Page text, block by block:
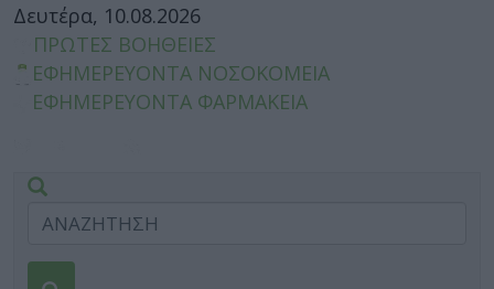
Δευτέρα, 10.08.2026
ΠΡΩΤΕΣ ΒΟΗΘΕΙΕΣ
ΕΦΗΜΕΡΕΥΟΝΤΑ ΝΟΣΟΚΟΜΕΙΑ
ΕΦΗΜΕΡΕΥΟΝΤΑ ΦΑΡΜΑΚΕΙΑ